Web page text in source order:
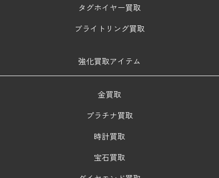
タグホイヤー買取
ブライトリング買取
強化買取アイテム
金買取
プラチナ買取
時計買取
宝石買取